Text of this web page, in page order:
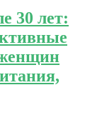
30 лет: